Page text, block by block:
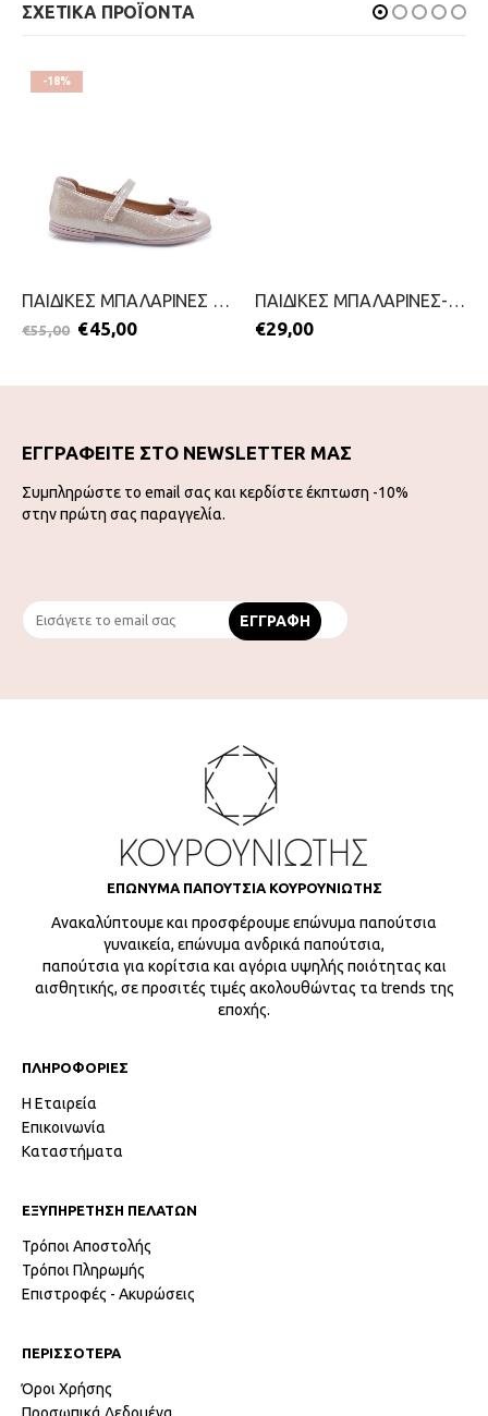
ΣΧΕΤΙΚΑ ΠΡΟΪΟΝΤΑ
-18%
ΠΑΙΔΙΚΕΣ ΜΠΑΛΑΡΙΝΕΣ ΓΙΑ ΚΟΡΙΤΣΙΑ-SCARPI-2599-0179-ΧΡΥΣΟ
€55,00 €45,00
ΠΑΙΔΙΚΕΣ ΜΠΑΛΑΡΙΝΕΣ-MERIDIAN-2511-0004-ΜΑΥΡΟ
€29,00
ΕΓΓΡΑΦΕΙΤΕ ΣΤΟ NEWSLETTER ΜΑΣ
Συμπληρώστε το email σας και κερδίστε έκπτωση -10%
στην πρώτη σας παραγγελία.
ΕΠΩΝΥΜΑ ΠΑΠΟΥΤΣΙΑ ΚΟΥΡΟΥΝΙΩΤΗΣ
Ανακαλύπτουμε και προσφέρουμε επώνυμα παπούτσια
γυναικεία, επώνυμα ανδρικά παπούτσια,
παπούτσια για κορίτσια και αγόρια υψηλής ποιότητας και
αισθητικής, σε προσιτές τιμές ακολουθώντας τα trends της
εποχής.
ΠΛΗΡΟΦΟΡΙΕΣ
Η Εταιρεία
Επικοινωνία
Καταστήματα
ΕΞΥΠΗΡΕΤΗΣΗ ΠΕΛΑΤΩΝ
Τρόποι Αποστολής
Τρόποι Πληρωμής
Επιστροφές - Ακυρώσεις
ΠΕΡΙΣΣΟΤΕΡΑ
Όροι Χρήσης